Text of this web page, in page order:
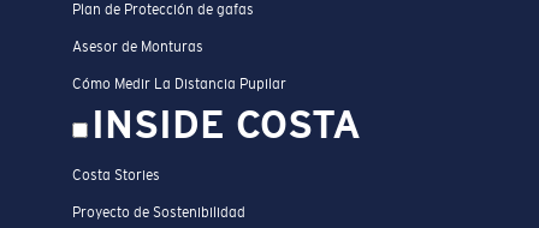
Plan de Protección de gafas
Asesor de Monturas
Cómo Medir La Distancia Pupilar
INSIDE COSTA
Costa Stories
Proyecto de Sostenibilidad